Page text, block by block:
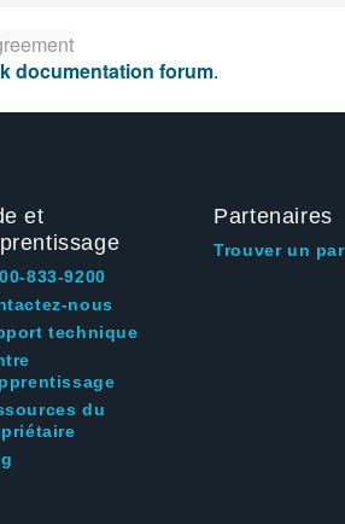
documentation forum.
et
833-9200
nous
technique
du
Partenaires
Trouver un